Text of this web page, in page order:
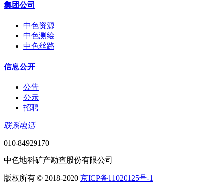
集团公司
中色资源
中色测绘
中色丝路
信息公开
公告
公示
招聘
联系电话
010-84929170
中色地科矿产勘查股份有限公司
版权所有 © 2018-2020 京ICP备11020125号-1